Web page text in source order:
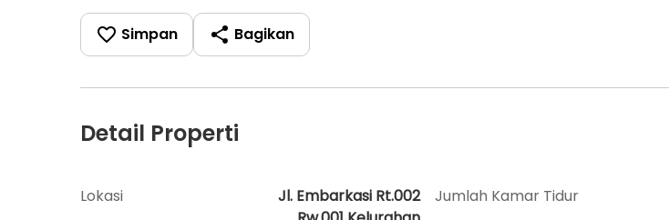
Simpan Bagikan
Detail Properti
Lokasi
Jl. Embarkasi Rt.002
Jumlah Kamar Tidur